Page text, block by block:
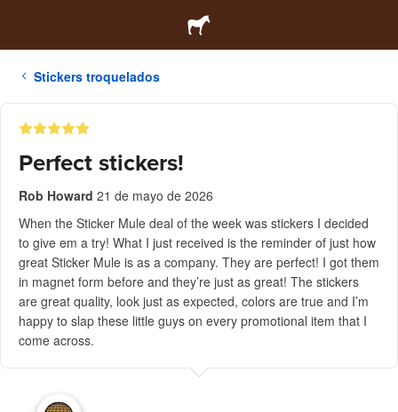
Stickers troquelados
Perfect stickers!
Rob Howard 21 de mayo de 2026
When the Sticker Mule deal of the week was stickers I decided
to give em a try! What I just received is the reminder of just how
great Sticker Mule is as a company. They are perfect! I got them
in magnet form before and they’re just as great! The stickers
are great quality, look just as expected, colors are true and I’m
happy to slap these little guys on every promotional item that I
come across.